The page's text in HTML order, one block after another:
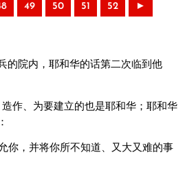
49 50 51 52 ►
的院内，耶和华的话第二次临到他
作、为要建立的也是耶和华；耶和华
你，并将你所不知道、又大又难的事